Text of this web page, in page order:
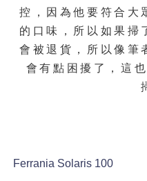
控，因為他要符合大
的口味，所以如果掃
會被退貨，所以像筆
會有點困擾了，這
Ferrania Solaris 100